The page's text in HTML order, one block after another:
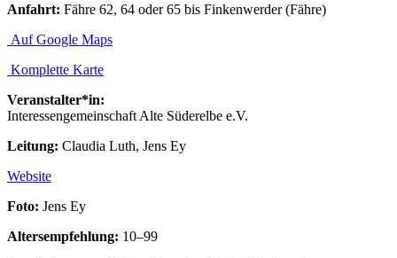
Anfahrt: Fähre 62, 64 oder 65 bis Finkenwerder (Fähre)
Auf Google Maps
Komplette Karte
Veranstalter*in:
Interessengemeinschaft Alte Süderelbe e.V.
Leitung: Claudia Luth, Jens Ey
Website
Foto: Jens Ey
Altersempfehlung: 10–99